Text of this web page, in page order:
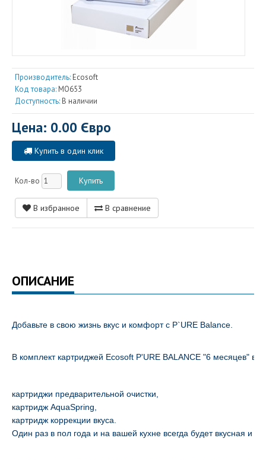
Производитель: Ecosoft
Код товара: MO653
Доступность: В наличии
Цена: 0.00 Євро
Купить в один клик
Кол-во
В избранное В сравнение
ОПИСАНИЕ
Добавьте в свою жизнь вкус и комфорт с P`URE Balance.
В комплект картриджей Ecosoft P'URE BALANCE "6 месяцев"
картриджи предварительной очистки,
картридж AquaSpring,
картридж коррекции вкуса.
Один раз в пол года и на вашей кухне всегда будет вкусная и